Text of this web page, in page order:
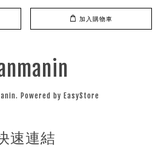
加入購物車
Powered by EasyStore
速連結